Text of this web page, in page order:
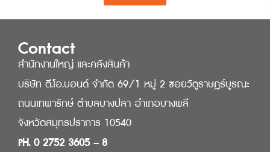
Contact
สำนักงานใหญ่ และคลังสินค้า
บริษัท ดี.โอ.บอนด์ จำกัด 69/1 หมู่ 2 ซอยวัดูราษฎร์บูรณะ
ถนนเทพารักษ์ ตำบลบางปลา อำเภอบางพลี
จังหวัดสมุทรปราการ 10540
PH. 0 2752 3605 – 8